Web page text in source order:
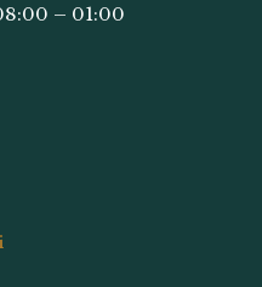
– 01:00